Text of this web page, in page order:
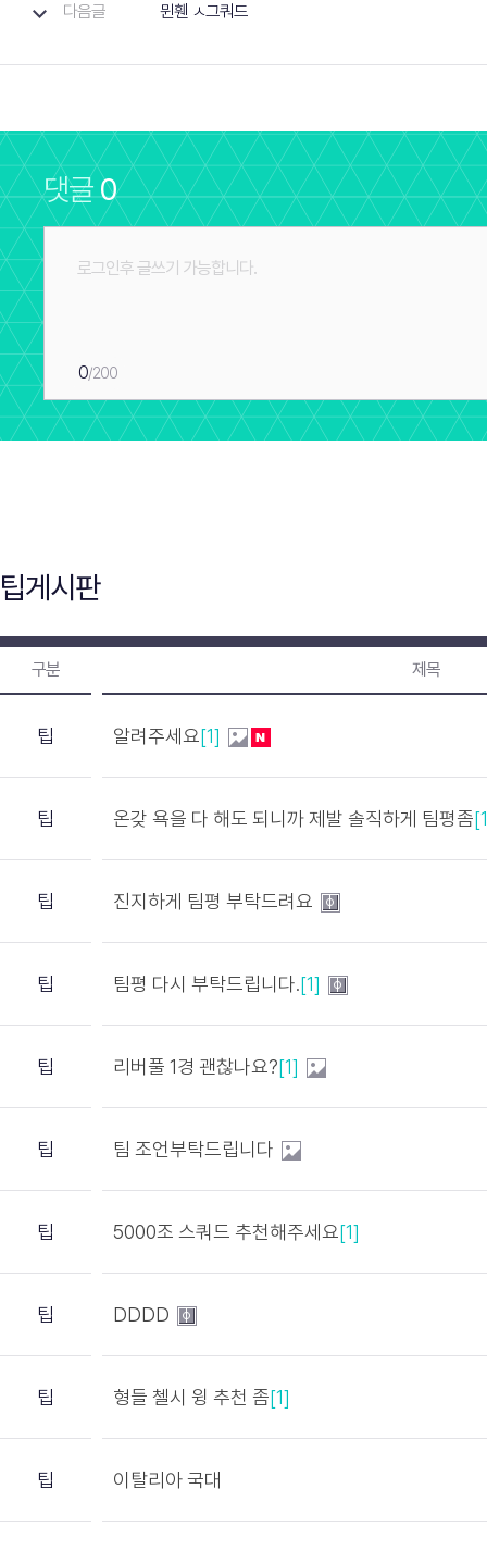
다음글
뮌휀 ㅅ그쿼드
댓글0
0/200
팁게시판
구분 제목
팁 알려주세요[1]
팁 온갖 욕을 다 해도 되니까 제발 솔직하게 팀평좀
팁 진지하게 팀평 부탁드려요
팁 팀평 다시 부탁드립니다.[1]
팁 리버풀 1경 괜찮나요?[1]
팁 팀 조언부탁드립니다
팁 5000조 스쿼드 추천해주세요[1]
팁 DDDD
팁 형들 첼시 윙 추천 좀[1]
팁 이탈리아 국대